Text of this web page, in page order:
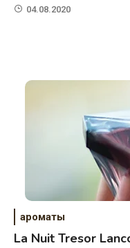
04.08.2020
ароматы
La Nuit Tresor